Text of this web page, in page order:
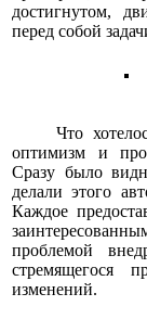
достигнутом,
перед собой
Что хотелось
оптимизм и
Сразу было
делали этого
Каждое
проблемой
стремящегося
изменений.